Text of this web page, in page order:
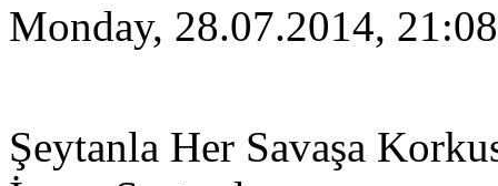
Monday, 28.07.2014, 21:08
Şeytanla Her Savaşa